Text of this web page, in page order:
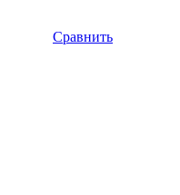
Сравнить